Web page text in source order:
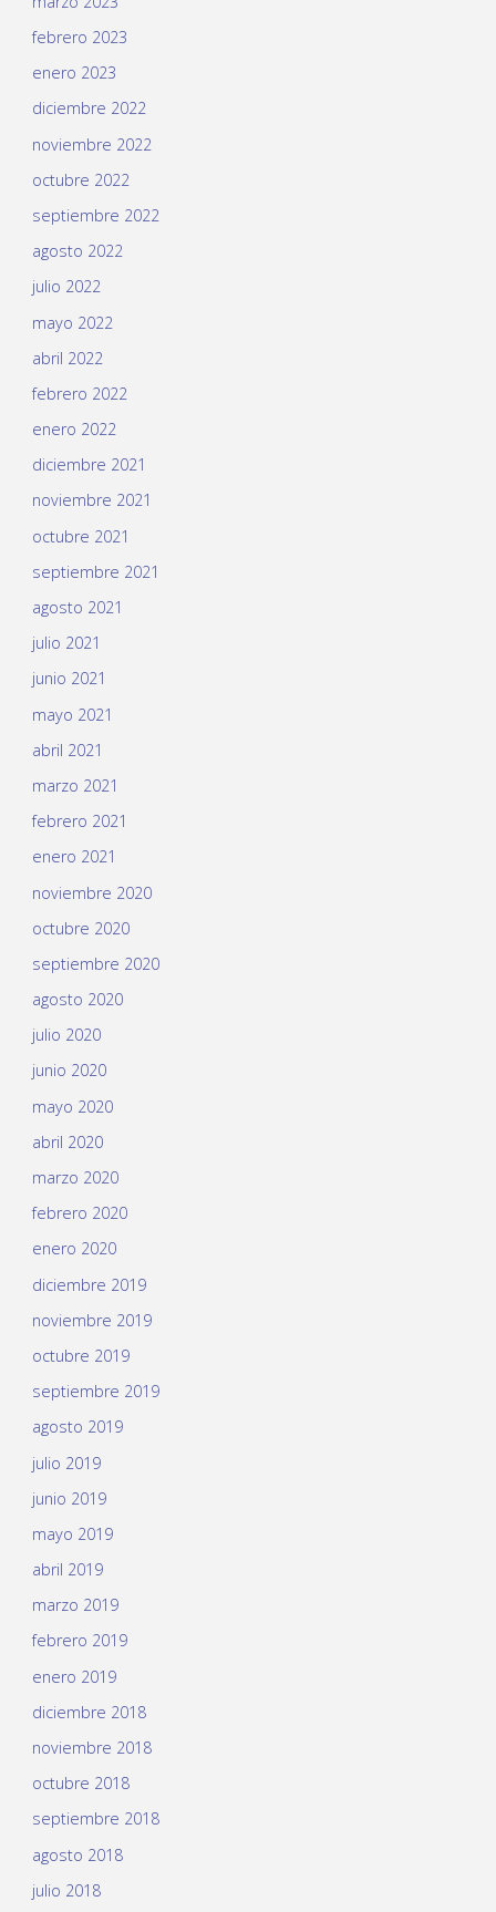
febrero 2023
enero 2023
diciembre 2022
noviembre 2022
octubre 2022
septiembre 2022
agosto 2022
julio 2022
mayo 2022
abril 2022
febrero 2022
enero 2022
diciembre 2021
noviembre 2021
octubre 2021
septiembre 2021
agosto 2021
julio 2021
junio 2021
mayo 2021
abril 2021
marzo 2021
febrero 2021
enero 2021
noviembre 2020
octubre 2020
septiembre 2020
agosto 2020
julio 2020
junio 2020
mayo 2020
abril 2020
marzo 2020
febrero 2020
enero 2020
diciembre 2019
noviembre 2019
octubre 2019
septiembre 2019
agosto 2019
julio 2019
junio 2019
mayo 2019
abril 2019
marzo 2019
febrero 2019
enero 2019
diciembre 2018
noviembre 2018
octubre 2018
septiembre 2018
agosto 2018
julio 2018